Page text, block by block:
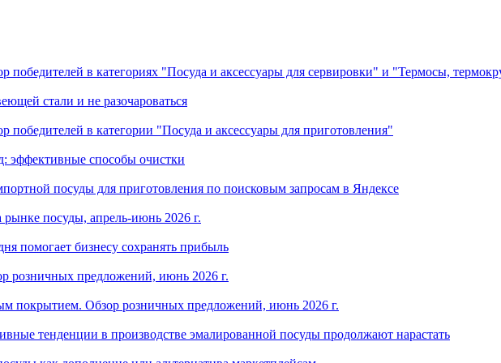
победителей в категориях "Посуда и аксессуары для сервировки" и "Термосы,
стали и не разочароваться
победителей в категории "Посуда и аксессуары для приготовления"
эффективные способы очистки
посуды для приготовления по поисковым запросам в Яндексе
посуды, апрель-июнь 2026 г.
помогает бизнесу сохранять прибыль
розничных предложений, июнь 2026 г.
покрытием. Обзор розничных предложений, июнь 2026 г.
тенденции в производстве эмалированной посуды продолжают нарастать